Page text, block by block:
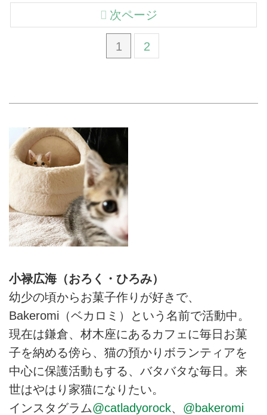
1 2
次ページ
小禄広海（おろく・ひろみ）
幼少の頃からお菓子作りが好きで、
Bakeromi（ベカロミ）という名前で活動中。
現在は鎌倉、材木座にあるカフェに毎日お菓
子を納める傍ら、猫の預かりボランティアを
中心に保護活動もする、バタバタな毎日。来
世はやはり家猫になりたい。
インスタグラム@catladyorock、 @bakeromi